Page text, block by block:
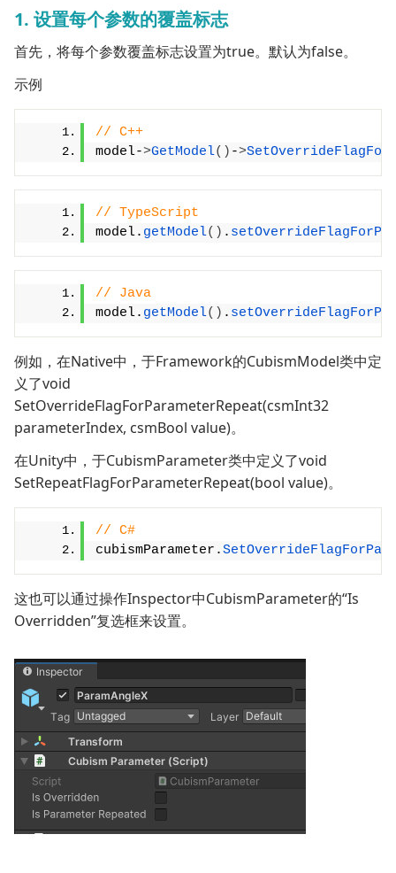
1. 设置每个参数的覆盖标志
首先，将每个参数覆盖标志设置为true。默认为false。
示例
// C++
model->GetModel() ->
// TypeScript
model. getModel( ) .
// Java
model. getModel() .
例如，在Native中，于Framework的CubismModel类中定
义了void
SetOverrideFlagForParameterRepeat(csmInt32
parameterIndex, csmBool value)。
在Unity中，于CubismParameter类中定义了void
SetRepeatFlagForParameterRepeat(bool value)。
// C#
cubismParameter.
这也可以通过操作Inspector中CubismParameter的“Is
Overridden”复选框来设置。